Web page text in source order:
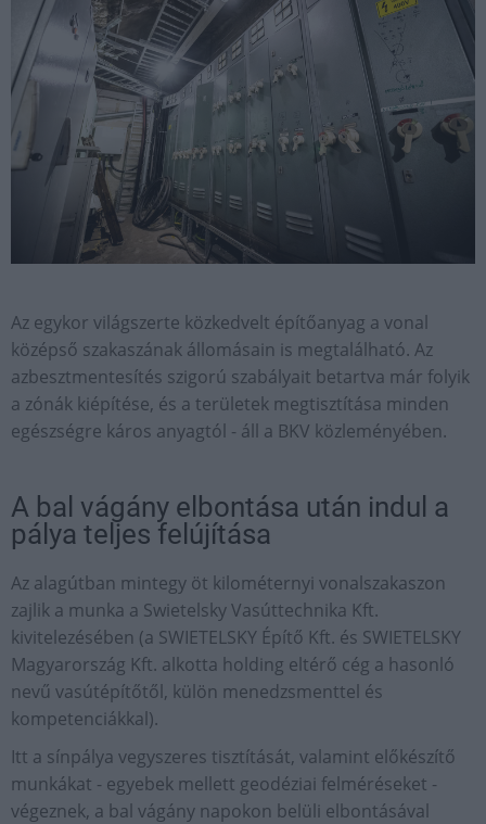
Az egykor világszerte közkedvelt építőanyag a vonal
középső szakaszának állomásain is megtalálható. Az
azbesztmentesítés szigorú szabályait betartva már folyik
a zónák kiépítése, és a területek megtisztítása minden
egészségre káros anyagtól - áll a BKV közleményében.
A bal vágány elbontása után indul a
pálya teljes felújítása
Az alagútban mintegy öt kilométernyi vonalszakaszon
zajlik a munka a Swietelsky Vasúttechnika Kft.
kivitelezésében (a SWIETELSKY Építő Kft. és SWIETELSKY
Magyarország Kft. alkotta holding eltérő cég a hasonló
nevű vasútépítőtől, külön menedzsmenttel és
kompetenciákkal).
Itt a sínpálya vegyszeres tisztítását, valamint előkészítő
munkákat - egyebek mellett geodéziai felméréseket -
végeznek, a bal vágány napokon belüli elbontásával